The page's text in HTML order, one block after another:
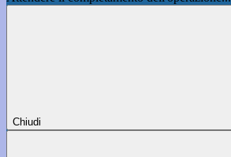
Chiudi